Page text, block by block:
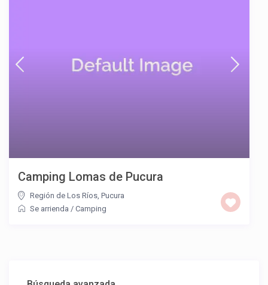
Camping Lomas de Pucura
Región de Los Ríos ,Pucura
Se arrienda /Camping